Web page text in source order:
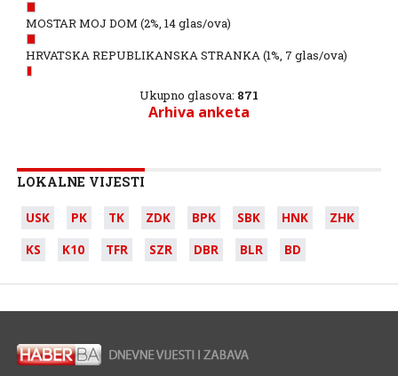
MOSTAR MOJ DOM (2%, 14 glas/ova)
HRVATSKA REPUBLIKANSKA STRANKA(1%, 7 glas/ova)
Ukupno glasova: 871
Arhiva anketa
LOKALNE VIJESTI
USK PK TK ZDK BPK SBK HNK
ZHK
KS
K10 TFR SZR DBR BLR BD